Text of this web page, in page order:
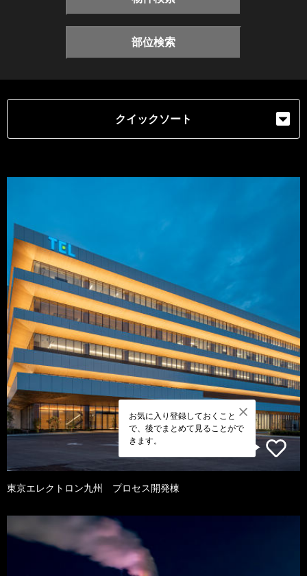
部位検索
クイックソート
お気に入り登録しておくこと
で、後でまとめて見ることがで
きます。
東京エレクトロン九州 プロセス開発棟